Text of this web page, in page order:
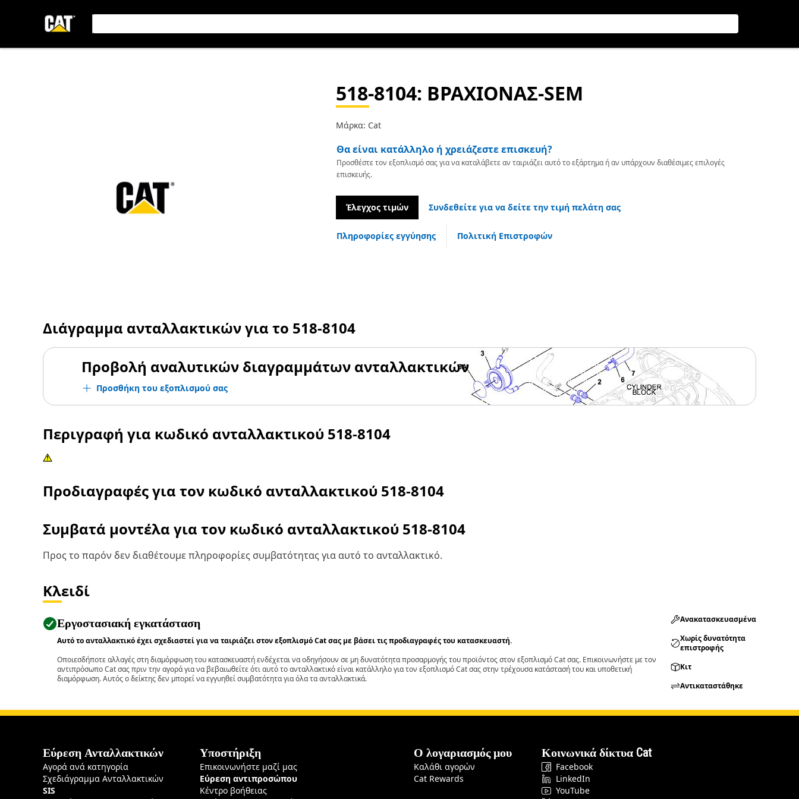
518-8104: ΒΡΑΧΙΟΝΑΣ-SEM
Μάρκα: Cat
Θα είναι κατάλληλο ή χρειάζεστε επισκευή?
Προσθέστε τον εξοπλισμό σας για να καταλάβετε αν ταιριάζει αυτό το εξάρτημα ή αν υπάρχουν διαθέσιμες επιλογές
επισκευής.
Έλεγχος τιμών Συνδεθείτε για να δείτε την τιμή πελάτη σας
Πληροφορίες εγγύησης Πολιτική Επιστροφών
Διάγραμμα ανταλλακτικών για το 518-8104
Προβολή αναλυτικών διαγραμμάτων ανταλλακτικών
Προσθήκη του εξοπλισμού σας
Περιγραφή για κωδικό ανταλλακτικού 518-8104
Προδιαγραφές για τον κωδικό ανταλλακτικού 518-8104
Συμβατά μοντέλα για τον κωδικό ανταλλακτικού 518-8104
Προς το παρόν δεν διαθέτουμε πληροφορίες συμβατότητας για αυτό το ανταλλακτικό.
Κλειδί
Εργοστασιακή εγκατάσταση
Αυτό το ανταλλακτικό έχει σχεδιαστεί για να ταιριάζει στον εξοπλισμό Cat σας με βάσει τις προδιαγραφές του κατασκευαστή.
Οποιεσδήποτε αλλαγές στη διαμόρφωση του κατασκευαστή ενδέχεται να οδηγήσουν σε μη δυνατότητα προσαρμογής του προϊόντος στον εξοπλισμό Cat σας. Επικοινωνήστε με τον
αντιπρόσωπο Cat σας πριν την αγορά για να βεβαιωθείτε ότι αυτό το ανταλλακτικό είναι κατάλληλο για τον εξοπλισμό Cat σας στην τρέχουσα κατάστασή του και υποθετική
διαμόρφωση. Αυτός ο δείκτης δεν μπορεί να εγγυηθεί συμβατότητα για όλα τα ανταλλακτικά.
Ανακατασκευασμένα
Χωρίς δυνατότητα
επιστροφής
Κιτ
Αντικαταστάθηκε
Εύρεση Ανταλλακτικών
Αγορά ανά κατηγορία
Σχεδιάγραμμα Ανταλλακτικών
SIS
Υποστήριξη
Επικοινωνήστε μαζί μας
Εύρεση αντιπροσώπου
Κέντρο βοήθειας
Ο λογαριασμός μου
Καλάθι αγορών
Cat Rewards
Κοινωνικά δίκτυα Cat
Facebook
LinkedIn
YouTube